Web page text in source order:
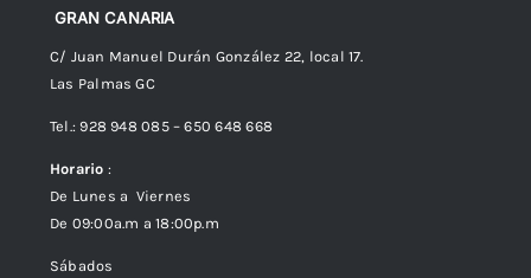
GRAN CANARIA
C/ Juan Manuel Durán González 22, local 17.
Las Palmas GC
Tel.: 928 948 085 – 650 648 668
Horario :
De Lunes a Viernes
De 09:00a.m a 18:00p.m
Sábados
Preguntas frecuentes
Envíos
Política de Privacidad